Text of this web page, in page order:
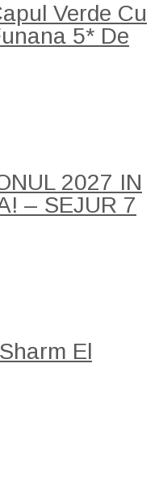
Verde Cu
5* De
2027 IN
– SEJUR 7
El